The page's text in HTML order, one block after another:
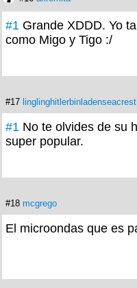
#1 Grande XDDD. Yo
como Migo y Tigo :/
#17 linglinghitlerbinladenseacrest
#1 No te olvides de su
super popular.
#18 mcgrego
El microondas que es